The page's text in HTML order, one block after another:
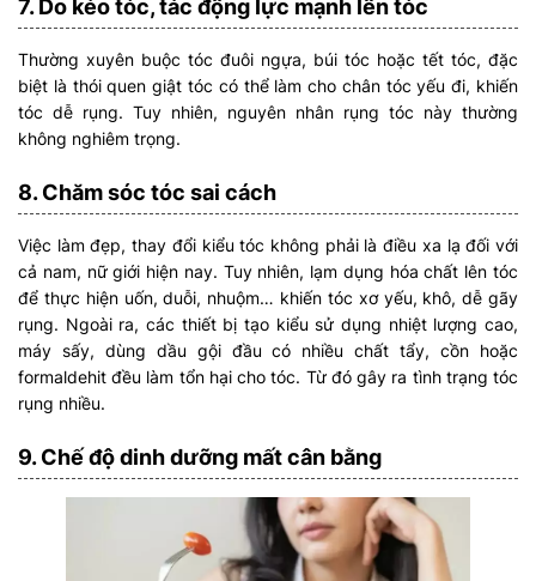
7. Do kéo tóc, tác động lực mạnh lên tóc
Thường xuyên buộc tóc đuôi ngựa, búi tóc hoặc tết tóc, đặc
biệt là thói quen giật tóc có thể làm cho chân tóc yếu đi, khiến
tóc dễ rụng. Tuy nhiên, nguyên nhân rụng tóc này thường
không nghiêm trọng.
8. Chăm sóc tóc sai cách
Việc làm đẹp, thay đổi kiểu tóc không phải là điều xa lạ đối với
cả nam, nữ giới hiện nay. Tuy nhiên, lạm dụng hóa chất lên tóc
để thực hiện uốn, duỗi, nhuộm… khiến tóc xơ yếu, khô, dễ gãy
rụng. Ngoài ra, các thiết bị tạo kiểu sử dụng nhiệt lượng cao,
máy sấy, dùng dầu gội đầu có nhiều chất tẩy, cồn hoặc
formaldehit đều làm tổn hại cho tóc. Từ đó gây ra tình trạng tóc
rụng nhiều.
9. Chế độ dinh dưỡng mất cân bằng